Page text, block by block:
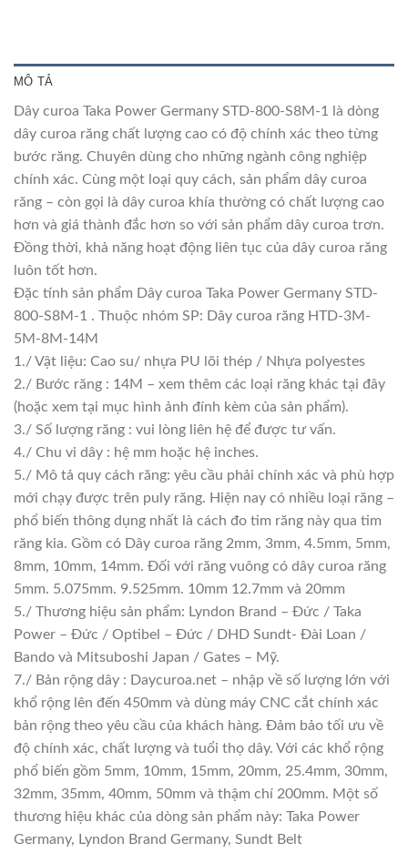
MÔ TẢ
Dây curoa Taka Power Germany STD-800-S8M-1 là dòng
dây curoa răng chất lượng cao có độ chính xác theo từng
bước răng. Chuyên dùng cho những ngành công nghiệp
chính xác. Cùng một loại quy cách, sản phẩm dây curoa
răng – còn gọi là dây curoa khía thường có chất lượng cao
hơn và giá thành đắc hơn so với sản phẩm dây curoa trơn.
Đồng thời, khả năng hoạt động liên tục của dây curoa răng
luôn tốt hơn.
Đặc tính sản phẩm Dây curoa Taka Power Germany STD-
800-S8M-1 . Thuộc nhóm SP: Dây curoa răng HTD-3M-
5M-8M-14M
1./ Vật liệu: Cao su/ nhựa PU lõi thép / Nhựa polyestes
2./ Bước răng : 14M – xem thêm các loại răng khác tại đây
(hoặc xem tại mục hình ảnh đính kèm của sản phẩm).
3./ Số lượng răng : vui lòng liên hệ để được tư vấn.
4./ Chu vi dây : hệ mm hoặc hệ inches.
5./ Mô tả quy cách răng: yêu cầu phải chính xác và phù hợp
mới chạy được trên puly răng. Hiện nay có nhiều loại răng –
phổ biến thông dụng nhất là cách đo tim răng này qua tim
răng kia. Gồm có Dây curoa răng 2mm, 3mm, 4.5mm, 5mm,
8mm, 10mm, 14mm. Đối với răng vuông có dây curoa răng
5mm. 5.075mm. 9.525mm. 10mm 12.7mm và 20mm
5./ Thương hiệu sản phẩm: Lyndon Brand – Đức / Taka
Power – Đức / Optibel – Đức / DHD Sundt- Đài Loan /
Bando và Mitsuboshi Japan / Gates – Mỹ.
7./ Bản rộng dây : Daycuroa.net – nhập về số lượng lớn với
khổ rộng lên đến 450mm và dùng máy CNC cắt chính xác
bản rộng theo yêu cầu của khách hàng. Đảm bảo tối ưu về
độ chính xác, chất lượng và tuổi thọ dây. Với các khổ rộng
phổ biến gồm 5mm, 10mm, 15mm, 20mm, 25.4mm, 30mm,
32mm, 35mm, 40mm, 50mm và thậm chí 200mm. Một số
thương hiệu khác của dòng sản phẩm này: Taka Power
Germany, Lyndon Brand Germany, Sundt Belt